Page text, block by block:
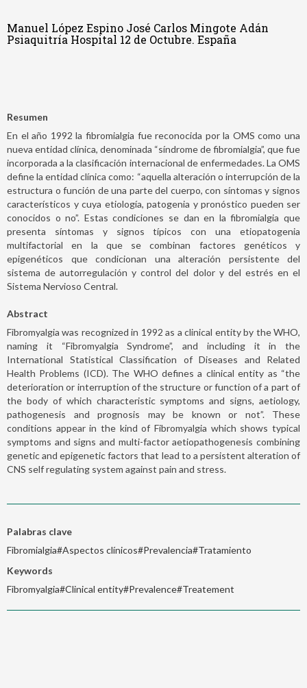
Manuel López Espino José Carlos Mingote Adán
Psiaquitría Hospital 12 de Octubre. España
Resumen
En el año 1992 la fibromialgia fue reconocida por la OMS como una
nueva entidad clínica, denominada “síndrome de fibromialgia”, que fue
incorporada a la clasificación internacional de enfermedades. La OMS
define la entidad clínica como: “aquella alteración o interrupción de la
estructura o función de una parte del cuerpo, con síntomas y signos
característicos y cuya etiología, patogenia y pronóstico pueden ser
conocidos o no”. Estas condiciones se dan en la fibromialgia que
presenta síntomas y signos típicos con una etiopatogenia
multifactorial en la que se combinan factores genéticos y
epigenéticos que condicionan una alteración persistente del
sistema de autorregulación y control del dolor y del estrés en el
Sistema Nervioso Central.
Abstract
Fibromyalgia was recognized in 1992 as a clinical entity by the WHO,
naming it “Fibromyalgia Syndrome”, and including it in the
International Statistical Classification of Diseases and Related
Health Problems (ICD). The WHO defines a clinical entity as “the
deterioration or interruption of the structure or function of a part of
the body of which characteristic symptoms and signs, aetiology,
pathogenesis and prognosis may be known or not”. These
conditions appear in the kind of Fibromyalgia which shows typical
symptoms and signs and multi-factor aetiopathogenesis combining
genetic and epigenetic factors that lead to a persistent alteration of
CNS self regulating system against pain and stress.
Palabras clave
Fibromialgia#Aspectos clínicos#Prevalencia#Tratamiento
Keywords
Fibromyalgia#Clinical entity#Prevalence#Treatement